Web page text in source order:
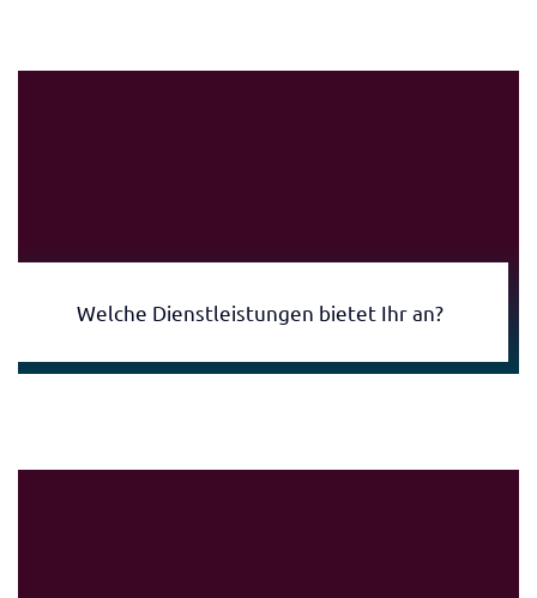
Welche Dienstleistungen bietet Ihr an?